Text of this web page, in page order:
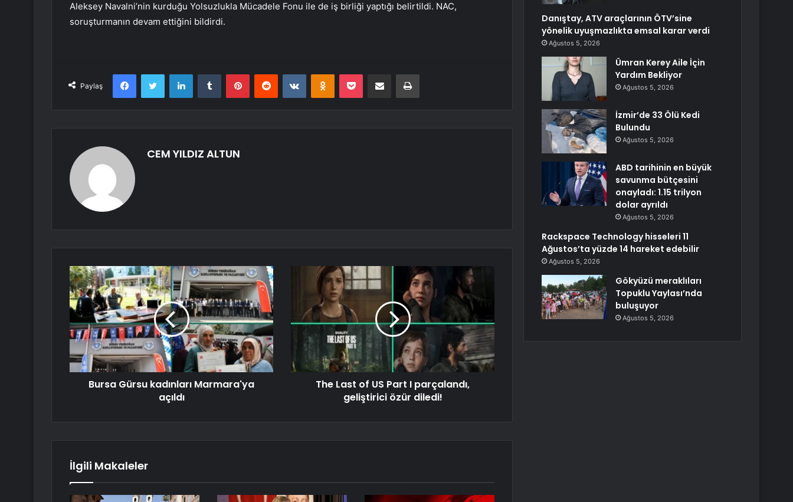
Aleksey Navalni’nin kurduğu Yolsuzlukla Mücadele Fonu ile de iş birliği yaptığı belirtildi. NAC,
soruşturmanın devam ettiğini bildirdi.
Paylaş
FacebookTwitter LinkedInTumblr PinterestReddit VKontakteOdnoklassniki
Pocket E-Posta ile paylaş Yazdır
CEM YILDIZ ALTUN
Bursa Gürsu kadınları Marmara'ya
açıldı
The Last of US Part I parçalandı,
geliştirici özür diledi!
İlgili Makaleler
Danıştay, ATV araçlarının ÖTV’sine
yönelik uyuşmazlıkta emsal karar verdi
Ağustos 5, 2026
Ümran Kerey Aile İçin
Yardım Bekliyor
Ağustos 5, 2026
İzmir’de 33 Ölü Kedi
Bulundu
Ağustos 5, 2026
ABD tarihinin en büyük
savunma bütçesini
onayladı: 1.15 trilyon
dolar ayrıldı
Ağustos 5, 2026
Rackspace Technology hisseleri 11
Ağustos’ta yüzde 14 hareket edebilir
Ağustos 5, 2026
Gökyüzü meraklıları
Topuklu Yaylası’nda
buluşuyor
Ağustos 5, 2026